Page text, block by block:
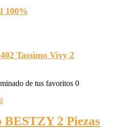
100%
Tassimo Vivy 2
de tus favoritos 0
2 Piezas